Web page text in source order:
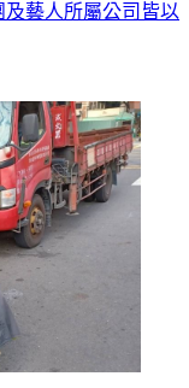
藝人所屬公司皆以